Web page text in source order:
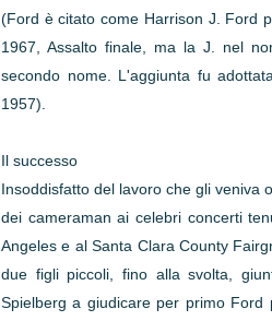
(Ford è citato come Harrison J. Ford
1967, Assalto finale, ma la J. nel
secondo nome. L'aggiunta fu
1957).
Il successo
Insoddisfatto del lavoro che gli veniva
dei cameraman ai celebri concerti
Angeles e al Santa Clara County
due figli piccoli, fino alla svolta,
Spielberg a giudicare per primo